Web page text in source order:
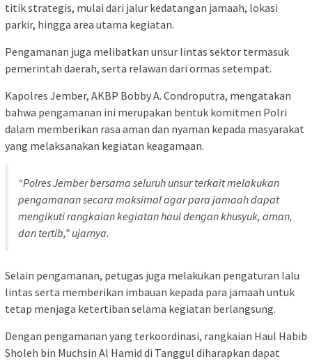
titik strategis, mulai dari jalur kedatangan jamaah, lokasi
parkir, hingga area utama kegiatan.
Pengamanan juga melibatkan unsur lintas sektor termasuk
pemerintah daerah, serta relawan dari ormas setempat.
Kapolres Jember, AKBP Bobby A. Condroputra, mengatakan
bahwa pengamanan ini merupakan bentuk komitmen Polri
dalam memberikan rasa aman dan nyaman kepada masyarakat
yang melaksanakan kegiatan keagamaan.
“Polres Jember bersama seluruh unsur terkait melakukan
pengamanan secara maksimal agar para jamaah dapat
mengikuti rangkaian kegiatan haul dengan khusyuk, aman,
dan tertib,” ujarnya.
Selain pengamanan, petugas juga melakukan pengaturan lalu
lintas serta memberikan imbauan kepada para jamaah untuk
tetap menjaga ketertiban selama kegiatan berlangsung.
Dengan pengamanan yang terkoordinasi, rangkaian Haul Habib
Sholeh bin Muchsin Al Hamid di Tanggul diharapkan dapat